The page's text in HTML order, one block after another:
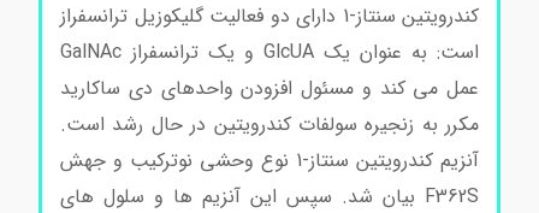
کندرویتین سنتاز-1 دارای دو فعالیت گلیکوزیل ترانسفراز
است: به عنوان یک GlcUA و یک ترانسفراز GalNAc
عمل می کند و مسئول افزودن واحدهای دی ساکارید
مکرر به زنجیره سولفات کندرویتین در حال رشد است.
آنزیم کندرویتین سنتاز-1 نوع وحشی نوترکیب و جهش
F362S بیان شد. سپس این آنزیم ها و سلول های